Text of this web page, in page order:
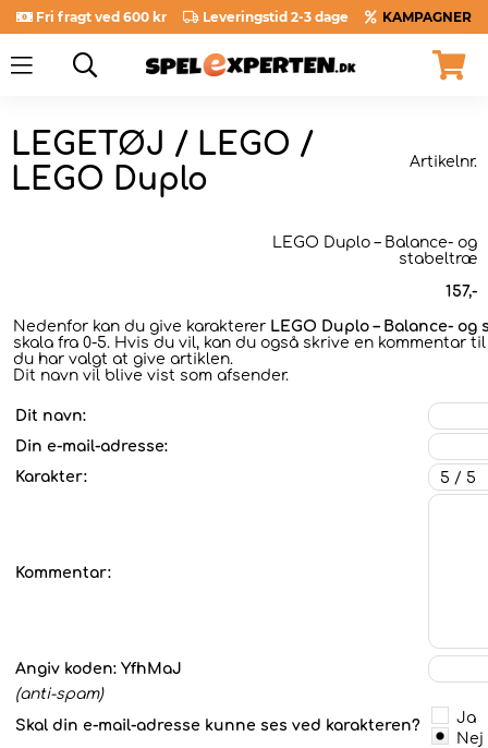
Fri fragt ved 600 kr Leveringstid 2-3 dage KAMPAGNER
LEGETØJ / LEGO /
LEGO Duplo
Artikelnr.
LEGO Duplo – Balance- og
stabeltræ
157,-
Nedenfor kan du give karakterer LEGO Duplo – Balance-
skala fra 0-5. Hvis du vil, kan du også skrive en kommentar
du har valgt at give artiklen.
Dit navn vil blive vist som afsender.
Dit navn:
Din e-mail-adresse:
Karakter:
Kommentar:
Angiv koden: YfhMaJ
(anti-spam)
Skal din e-mail-adresse kunne ses ved karakteren?
Ja
Nej